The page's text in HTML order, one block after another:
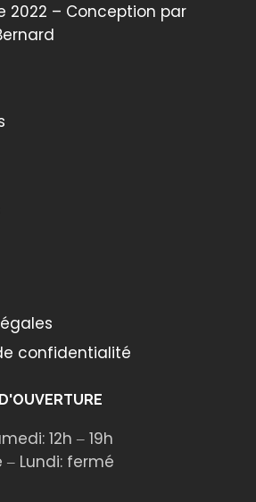
2022 – Conception par
confidentialité
12h ‒ 19h
Lundi: fermé